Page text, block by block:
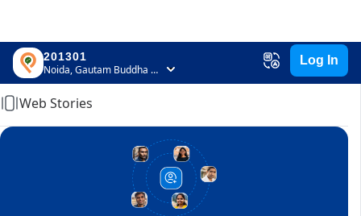
201301
Noida, Gautam Buddha Nagar, Uttar Pradesh
Log In
Home
Web Stories